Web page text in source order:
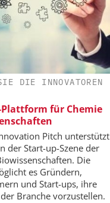
DIE INNOVATOREN
für Chemie
Pitch unterstützt
der Start-up-Szene der
Die
es Gründern,
und Start-ups, ihre
Branche vorzustellen.